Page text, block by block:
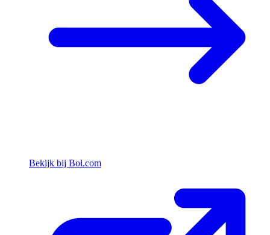
Bekijk bij Bol.com